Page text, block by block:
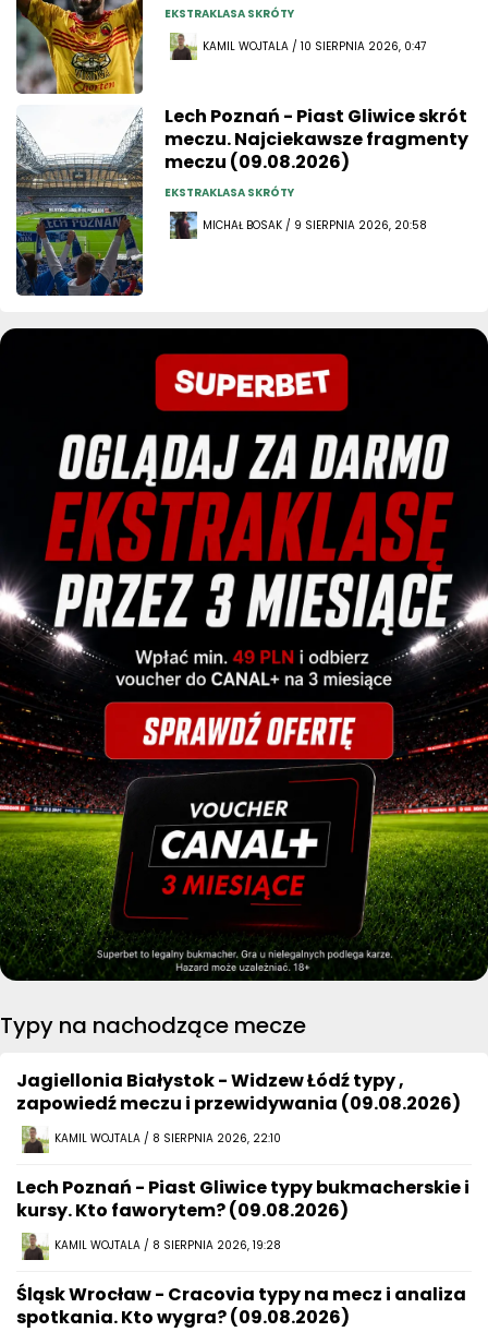
EKSTRAKLASA SKRÓTY
KAMIL WOJTALA / 10 SIERPNIA 2026, 0:47
Lech Poznań - Piast Gliwice skrót
meczu. Najciekawsze fragmenty
meczu (09.08.2026)
EKSTRAKLASA SKRÓTY
MICHAŁ BOSAK / 9 SIERPNIA 2026, 20:58
Typy na nachodzące mecze
Jagiellonia Białystok - Widzew Łódź typy ,
zapowiedź meczu i przewidywania (09.08.2026)
KAMIL WOJTALA / 8 SIERPNIA 2026, 22:10
Lech Poznań - Piast Gliwice typy bukmacherskie i
kursy. Kto faworytem? (09.08.2026)
KAMIL WOJTALA / 8 SIERPNIA 2026, 19:28
Śląsk Wrocław - Cracovia typy na mecz i analiza
spotkania. Kto wygra? (09.08.2026)